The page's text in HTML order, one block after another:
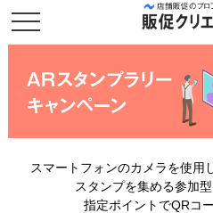
スマートフォンのカメラを使用
スタンプを集める参加
指定ポイントでQRコ